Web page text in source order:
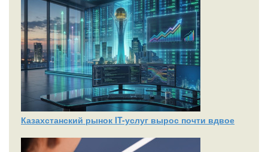
Казахстанский рынок IT-услуг вырос почти вдвое